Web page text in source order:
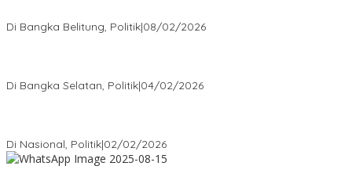
Di Bangka Belitung, Politik|08/02/2026
Di Bangka Selatan, Politik|04/02/2026
Di Nasional, Politik|02/02/2026